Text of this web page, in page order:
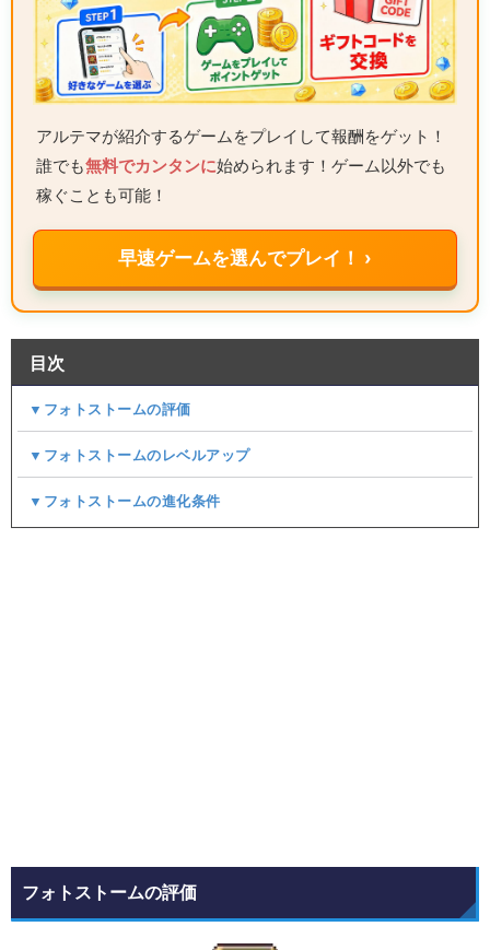
アルテマが紹介するゲームをプレイして報酬をゲット！
誰でも無料でカンタンに始められます！ゲーム以外でも
稼ぐことも可能！
早速ゲームを選んでプレイ！ ›
目次
▼フォトストームの評価
▼フォトストームのレベルアップ
▼フォトストームの進化条件
フォトストームの評価